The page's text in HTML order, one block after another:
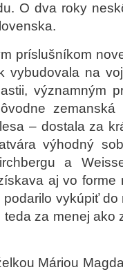
O dva roky
príslušníkom
vybudovala na
významným
– dostala za
výhodný
a
aj vo forme
vykúpiť
za menej ako
Máriou